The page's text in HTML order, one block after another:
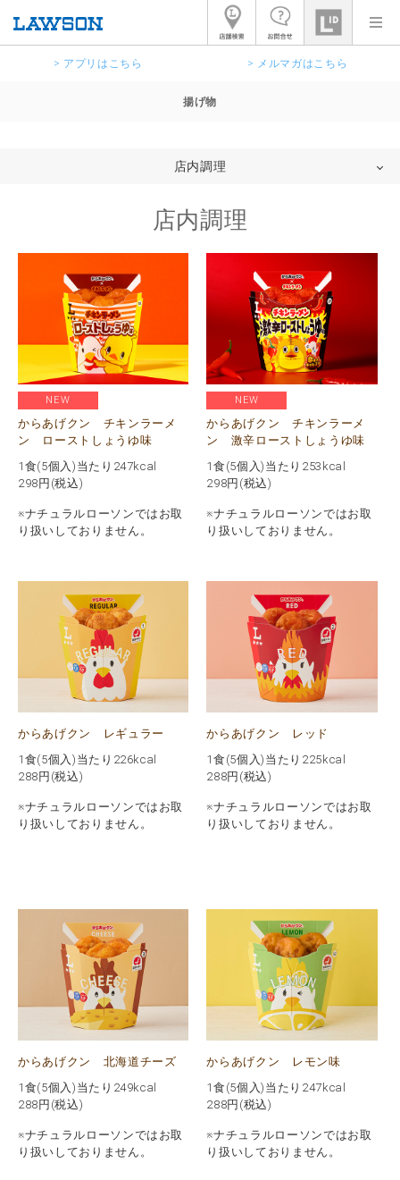
> アプリはこちら > メルマガはこちら
揚げ物
店内調理
店内調理
NEW
からあげクン チキンラーメ
ン ローストしょうゆ味
1食(5個入)当たり247kcal
298 円(税込)
※ナチュラルローソンではお取
り扱いしておりません。
NEW
からあげクン チキンラーメ
ン 激辛ローストしょうゆ味
1食(5個入)当たり253kcal
298円(税込)
※ナチュラルローソンではお取
り扱いしておりません。
からあげクン レギュラー
1食(5個入)当たり226kcal
288 円(税込)
※ナチュラルローソンではお取
り扱いしておりません。
からあげクン レッド
1食(5個入)当たり225kcal
288円(税込)
※ナチュラルローソンではお取
り扱いしておりません。
からあげクン 北海道チーズ
1食(5個入)当たり249kcal
288 円(税込)
※ナチュラルローソンではお取
り扱いしておりません。
からあげクン レモン味
1食(5個入)当たり247kcal
288円(税込)
※ナチュラルローソンではお取
り扱いしておりません。